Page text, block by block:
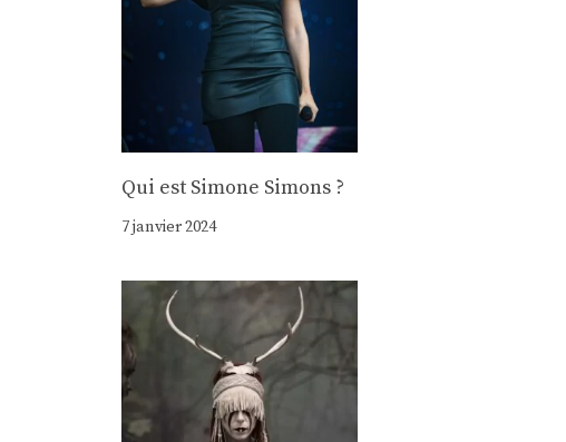
Qui est Simone Simons ?
7 janvier 2024